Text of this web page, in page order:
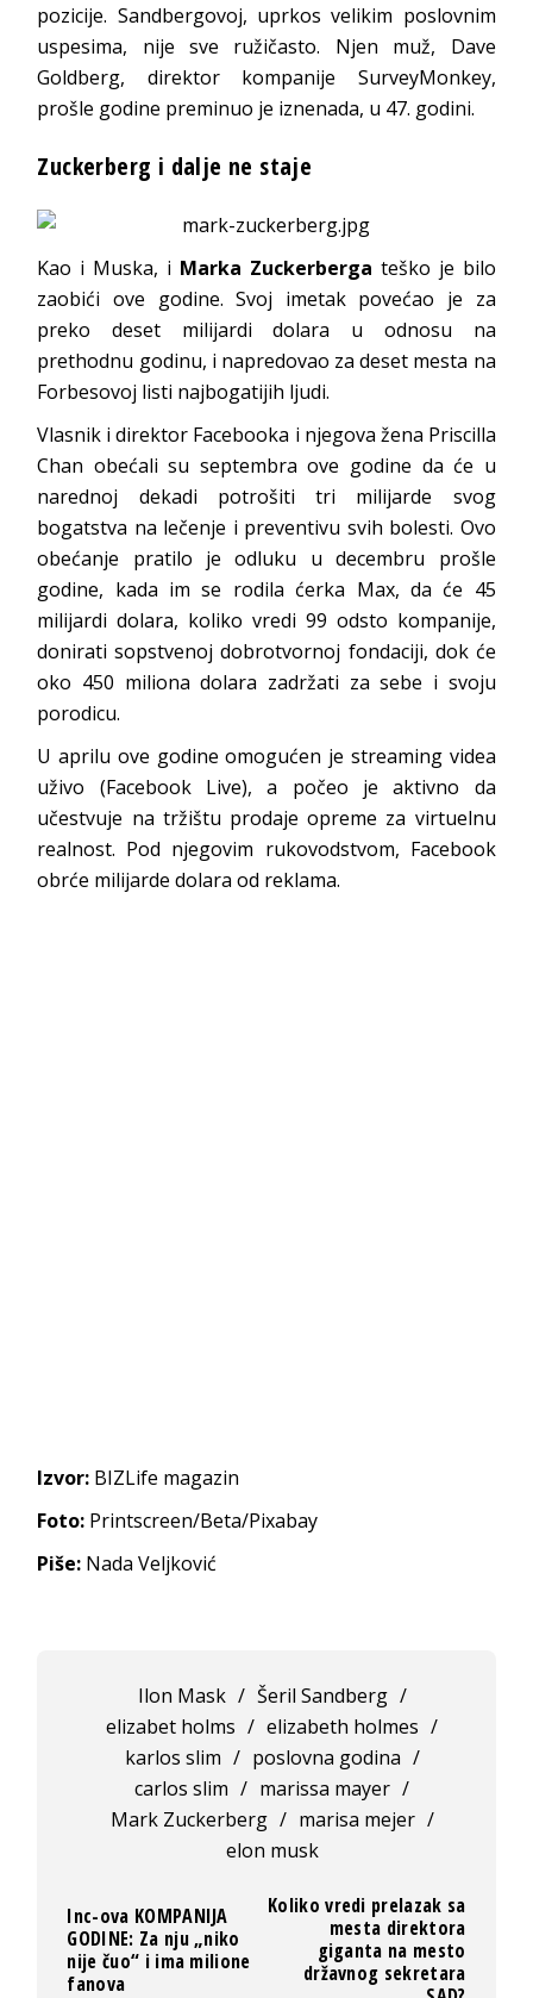
pozicije. Sandbergovoj, uprkos velikim poslovnim
uspesima, nije sve ružičasto. Njen muž, Dave
Goldberg, direktor kompanije SurveyMonkey,
prošle godine preminuo je iznenada, u 47. godini.
Zuckerberg i dalje ne staje
Kao i Muska, i Marka Zuckerberga teško je bilo
zaobići ove godine. Svoj imetak povećao je za
preko deset milijardi dolara u odnosu na
prethodnu godinu, i napredovao za deset mesta na
Forbesovoj listi najbogatijih ljudi.
Vlasnik i direktor Facebooka i njegova žena Priscilla
Chan obećali su septembra ove godine da će u
narednoj dekadi potrošiti tri milijarde svog
bogatstva na lečenje i preventivu svih bolesti. Ovo
obećanje pratilo je odluku u decembru prošle
godine, kada im se rodila ćerka Max, da će 45
milijardi dolara, koliko vredi 99 odsto kompanije,
donirati sopstvenoj dobrotvornoj fondaciji, dok će
oko 450 miliona dolara zadržati za sebe i svoju
porodicu.
U aprilu ove godine omogućen je streaming videa
uživo (Facebook Live), a počeo je aktivno da
učestvuje na tržištu prodaje opreme za virtuelnu
realnost. Pod njegovim rukovodstvom, Facebook
obrće milijarde dolara od reklama.
Izvor: BIZLife magazin
Foto: Printscreen/Beta/Pixabay
Piše: Nada Veljković
Ilon Mask / Šeril Sandberg /
elizabet holms / elizabeth holmes /
karlos slim / poslovna godina /
carlos slim / marissa mayer /
Mark Zuckerberg / marisa mejer /
elon musk
Inc-ova KOMPANIJA
GODINE: Za nju „niko
nije čuo“ i ima milione
fanova
Koliko vredi prelazak sa
mesta direktora
giganta na mesto
državnog sekretara